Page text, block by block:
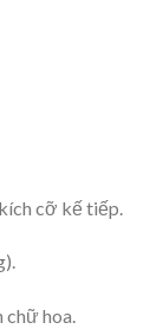
cỡ kế tiếp.
chữ hoa.